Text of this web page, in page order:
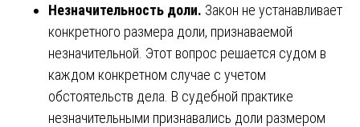
Незначительность доли. Закон не устанавливает
конкретного размера доли, признаваемой
незначительной. Этот вопрос решается судом в
каждом конкретном случае с учетом
обстоятельств дела. В судебной практике
незначительными признавались доли размером